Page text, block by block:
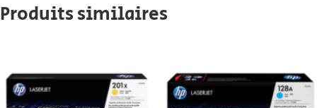
Produits similaires